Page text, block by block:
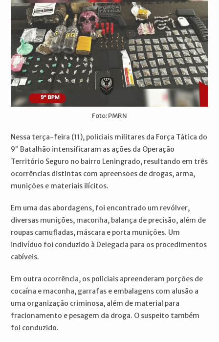
Foto: PMRN
Nessa terça-feira (11), policiais militares da Força Tática do
9° Batalhão intensificaram as ações da Operação
Território Seguro no bairro Leningrado, resultando em três
ocorrências distintas com apreensões de drogas, arma,
munições e materiais ilícitos.
Em uma das abordagens, foi encontrado um revólver,
diversas munições, maconha, balança de precisão, além de
roupas camufladas, máscara e porta munições. Um
indivíduo foi conduzido à Delegacia para os procedimentos
cabíveis.
Em outra ocorrência, os policiais apreenderam porções de
cocaína e maconha, garrafas e embalagens com alusão a
uma organização criminosa, além de material para
fracionamento e pesagem da droga. O suspeito também
foi conduzido.